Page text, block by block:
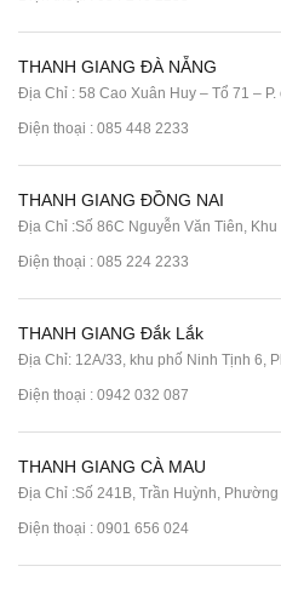
THANH GIANG ĐÀ NẴNG
Địa Chỉ : 58 Cao Xuân Huy – Tổ 71 –
Điện thoại : 085 448 2233
THANH GIANG ĐỒNG NAI
Địa Chỉ :Số 86C Nguyễn Văn Tiên,
Điện thoại : 085 224 2233
THANH GIANG Đắk Lắk
Địa Chỉ: 12A/33, khu phố Ninh Tịnh 6,
Điện thoại : 0942 032 087
THANH GIANG CÀ MAU
Địa Chỉ :Số 241B, Trần Huỳnh,
Điện thoại : 0901 656 024